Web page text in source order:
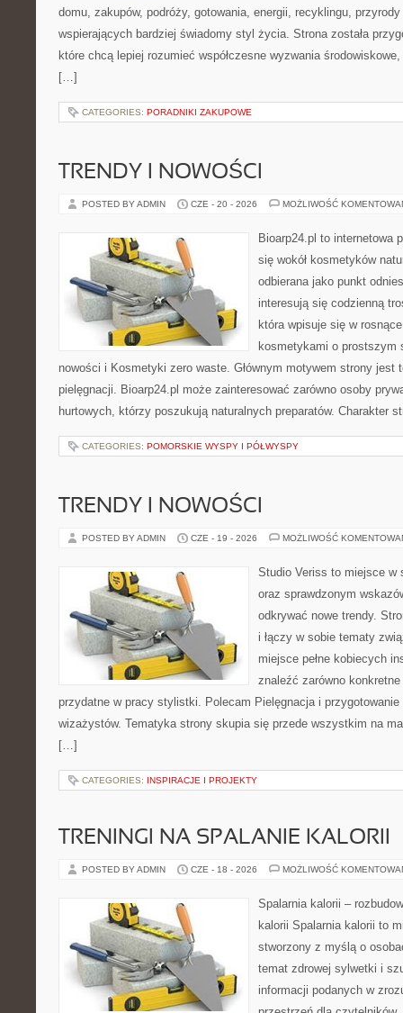
domu, zakupów, podróży, gotowania, energii, recyklingu,
wspierających bardziej świadomy styl życia. Strona została
które chcą lepiej rozumieć współczesne wyzwania
[…]
CATEGORIES: PORADNIKI ZAKUPOWE
TRENDY I NOWOŚCI
POSTED BY ADMIN CZE - 20 - 2026 MOŻLIWOŚĆ
Bioarp24.pl to internetowa
się wokół kosmetyków
odbierana jako punkt
interesują się codzienną
która wpisuje się w
kosmetykami o prostszym
nowości i Kosmetyki zero waste. Głównym motywem strony jest
pielęgnacji. Bioarp24.pl może zainteresować zarówno osoby
hurtowych, którzy poszukują naturalnych preparatów. Charakter
CATEGORIES: POMORSKIE WYSPY I PÓŁWYSPY
TRENDY I NOWOŚCI
POSTED BY ADMIN CZE - 19 - 2026 MOŻLIWOŚĆ
Studio Veriss to miejsce w
oraz sprawdzonym
odkrywać nowe trendy.
i łączy w sobie tematy
miejsce pełne kobiecych
znaleźć zarówno
przydatne w pracy stylistki. Polecam Pielęgnacja i
wizażystów. Tematyka strony skupia się przede wszystkim na
[…]
CATEGORIES: INSPIRACJE I PROJEKTY
TRENINGI NA SPALANIE KALORII
POSTED BY ADMIN CZE - 18 - 2026 MOŻLIWOŚĆ
Spalarnia kalorii –
kalorii Spalarnia kalorii to
stworzony z myślą o
temat zdrowej sylwetki i
informacji podanych w